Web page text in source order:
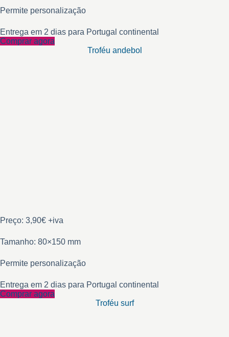
Permite personalização
Entrega em 2 dias para Portugal continental
Comprar agora
Troféu andebol
Preço: 3,90€ +iva
Tamanho: 80×150 mm
Permite personalização
Entrega em 2 dias para Portugal continental
Comprar agora
Troféu surf